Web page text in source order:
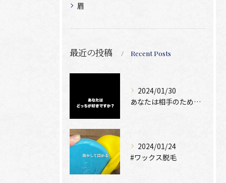
眉
最近の投稿 Recent Posts
2024/01/30
あなたは相手のために脱毛できますか？
2024/01/24
#ワックス脱毛